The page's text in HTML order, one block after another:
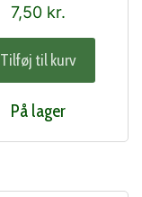
7,50 kr.
Tilføj til kurv
På lager